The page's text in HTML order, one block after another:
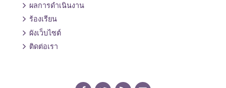
ผลการดำเนินงาน
ร้องเรียน
ผังเว็บไซต์
ติดต่อเรา